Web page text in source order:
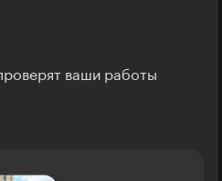
ваши работы